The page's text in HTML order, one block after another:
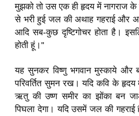
मुझको तो उस एक ही हृदय में नागराज
से भरी हुई जल की अथाह गहराई और
आदि सब-कुछ दृष्टिगोचर होता है।
होती हूं।''
यह सुनकर विष्णु भगवान मुस्काये और
परिवर्तित सुमन रख। यदि कवि के हृदय
ऋतु की उष्ण समीर का झोंका बन
पिघला देगा। यदि उसमें जल की गहराई